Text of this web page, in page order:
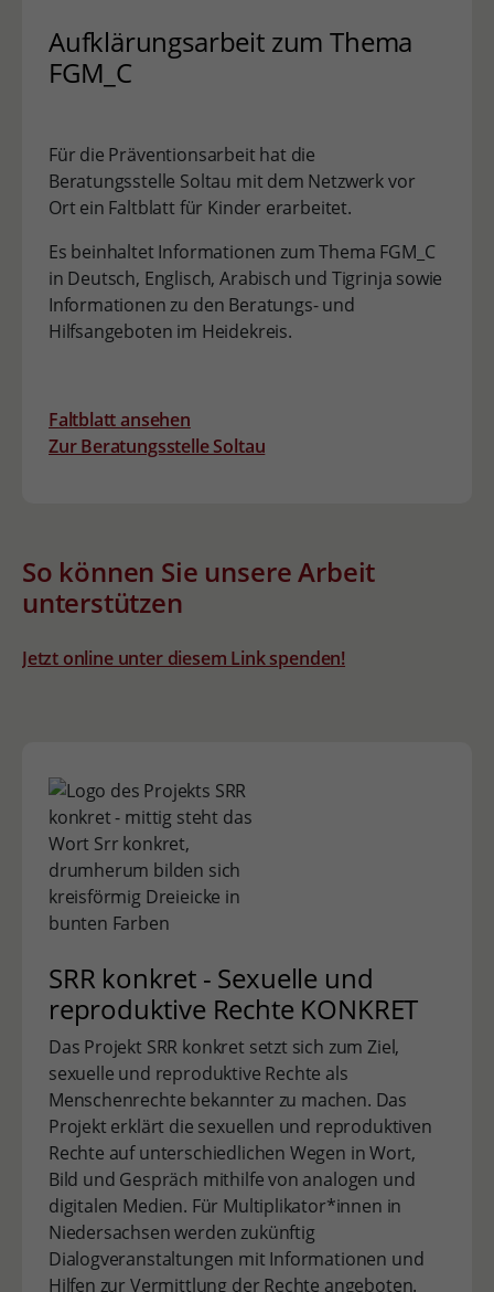
Aufklärungsarbeit zum Thema
FGM_C
Für die Präventionsarbeit hat die
Beratungsstelle Soltau mit dem Netzwerk vor
Ort ein Faltblatt für Kinder erarbeitet.
Es beinhaltet Informationen zum Thema FGM_C
in Deutsch, Englisch, Arabisch und Tigrinja sowie
Informationen zu den Beratungs- und
Hilfsangeboten im Heidekreis.
Faltblatt ansehen
Zur Beratungsstelle Soltau
So können Sie unsere Arbeit
unterstützen
Jetzt online unter diesem Link spenden!
SRR konkret - Sexuelle und
reproduktive Rechte KONKRET
Das Projekt SRR konkret setzt sich zum Ziel,
sexuelle und reproduktive Rechte als
Menschenrechte bekannter zu machen. Das
Projekt erklärt die sexuellen und reproduktiven
Rechte auf unterschiedlichen Wegen in Wort,
Bild und Gespräch mithilfe von analogen und
digitalen Medien. Für Multiplikator*innen in
Niedersachsen werden zukünftig
Dialogveranstaltungen mit Informationen und
Hilfen zur Vermittlung der Rechte angeboten.